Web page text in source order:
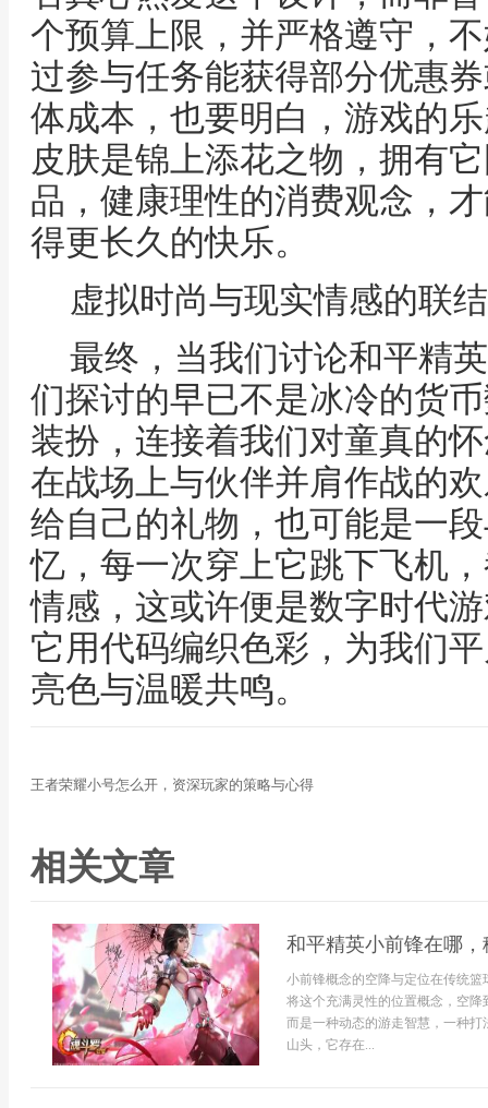
个预算上限，并严格遵守，
过参与任务能获得部分优惠
体成本，也要明白，游戏的
皮肤是锦上添花之物，拥有
品，健康理性的消费观念，
得更长久的快乐。
虚拟时尚与现实情感的联结
最终，当我们讨论和平精
们探讨的早已不是冰冷的货
装扮，连接着我们对童真的
在战场上与伙伴并肩作战的
给自己的礼物，也可能是一
忆，每一次穿上它跳下飞机
情感，这或许便是数字时代
它用代码编织色彩，为我们
亮色与温暖共鸣。
王者荣耀小号怎么开，资深玩家的策略与心得
相关文章
和平精英小前锋在哪
小前锋概念的空降与定位在传统
将这个充满灵性的位置概念，空
而是一种动态的游走智慧，一种
山头，它存在...